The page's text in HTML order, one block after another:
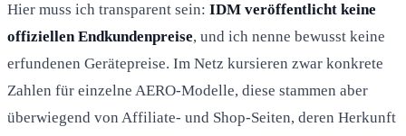
Hier muss ich transparent sein: IDM veröffentlicht keine
offiziellen Endkundenpreise, und ich nenne bewusst keine
erfundenen Gerätepreise. Im Netz kursieren zwar konkrete
Zahlen für einzelne AERO-Modelle, diese stammen aber
überwiegend von Affiliate- und Shop-Seiten, deren Herkunft